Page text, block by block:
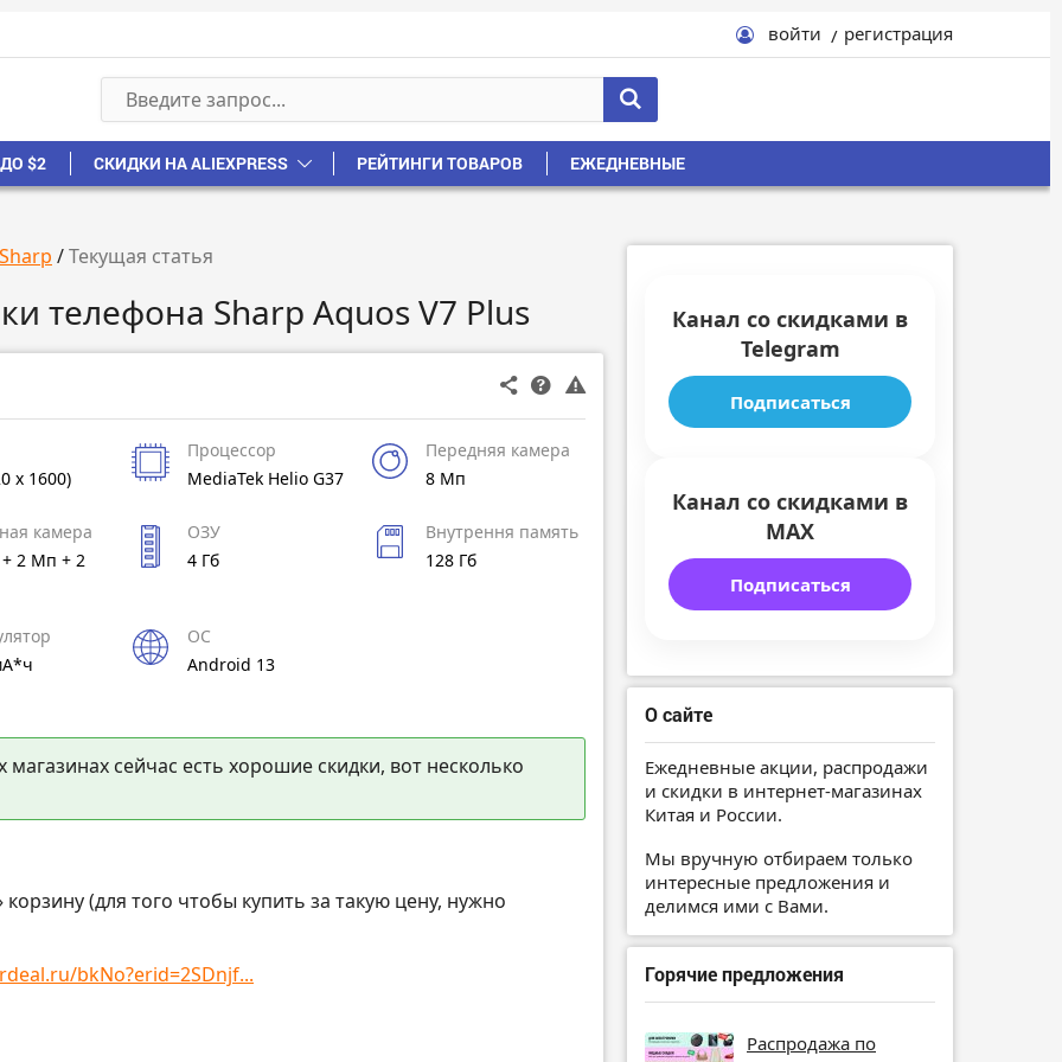
войти регистрация
$2 СКИДКИ НА ALIEXPRESS РЕЙТИНГИ ТОВАРОВ ЕЖЕДНЕВНЫЕ
Sharp /Текущая статья
телефона Sharp Aquos V7 Plus
x 1600)
Процессор
MediaTek Helio G37
Передняя камера
8 Мп
камера
2 Мп + 2
ОЗУ
4 Гб
Внутрення память
128 Гб
ОС
Android 13
сейчас есть хорошие скидки, вот несколько
(для того чтобы купить за такую цену, нужно
bkNo?erid=2SDnjf...
Канал со скидками в
Telegram
Подписаться
Канал со скидками в
MAX
Подписаться
О сайте
Ежедневные акции, распродажи
и скидки в интернет-магазинах
Китая и России.
Мы вручную отбираем только
интересные предложения и
делимся ими с Вами.
Горячие предложения
Распродажа по